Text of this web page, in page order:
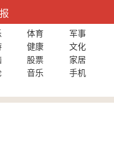
体育
军事
健康
文化
股票
家居
音乐
手机